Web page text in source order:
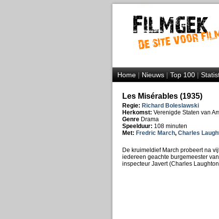
Home|Nieuws|Top 100|
Les Misérables (1935)
Regie: Richard Boleslawski
Herkomst: Verenigde Staten van
Genre Drama
Speelduur: 108 minuten
Met: Fredric March, Charles
De kruimeldief March probeert na
iedereen geachte burgemeester
inspecteur Javert (Charles